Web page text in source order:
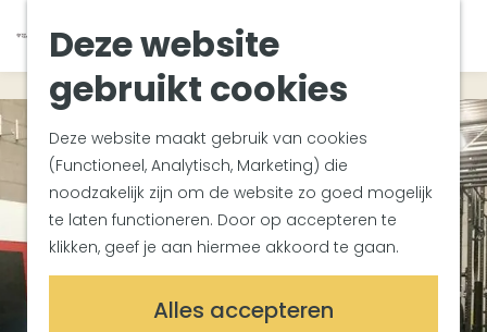
Deze website
gebruikt cookies
Deze website maakt gebruik van cookies
(Functioneel, Analytisch, Marketing) die
noodzakelijk zijn om de website zo goed mogelijk
te laten functioneren. Door op accepteren te
klikken, geef je aan hiermee akkoord te gaan.
Alles accepteren
a
n
a
d
e
h
o
K
a
a
r
t
Z
o
e
k
e
n
M
e
u
Zuiderwaterlinie
Met groepen
Met kinderen
In de omgeving
Plan je bezoek
Bereikbaarheid
Overnachten
Plan op de kaart